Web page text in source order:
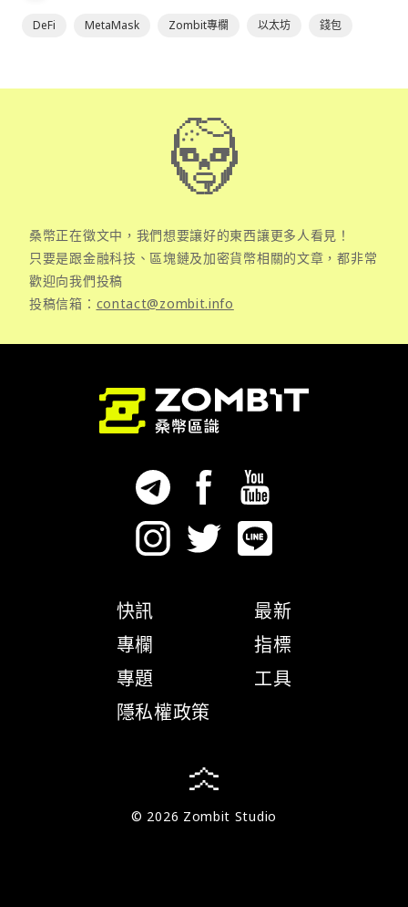
DeFi MetaMask Zombit專欄 以太坊 錢包
桑幣正在徵文中，我們想要讓好的東西讓更多人看見！
只要是跟金融科技、區塊鏈及加密貨幣相關的文章，都非常
歡迎向我們投稿
投稿信箱： contact@zombit.info
快訊
專欄
專題
隱私權政策
最新
指標
工具
© 2026 Zombit Studio